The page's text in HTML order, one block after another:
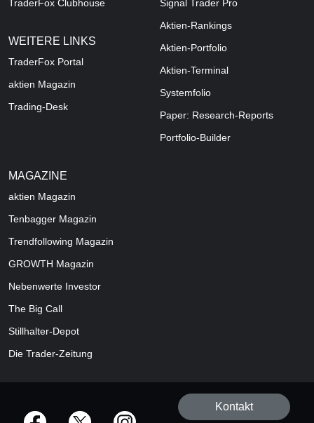
TraderFox Clubhouse
WEITERE LINKS
TraderFox Portal
aktien Magazin
Trading-Desk
Signal Trader Pro
Aktien-Rankings
Aktien-Portfolio
Aktien-Terminal
Systemfolio
Paper: Research-Reports
Portfolio-Builder
MAGAZINE
aktien Magazin
Tenbagger Magazin
Trendfollowing Magazin
GROWTH Magazin
Nebenwerte Investor
The Big Call
Stillhalter-Depot
Die Trader-Zeitung
offizielle Social Media-Accounts
Kontakt